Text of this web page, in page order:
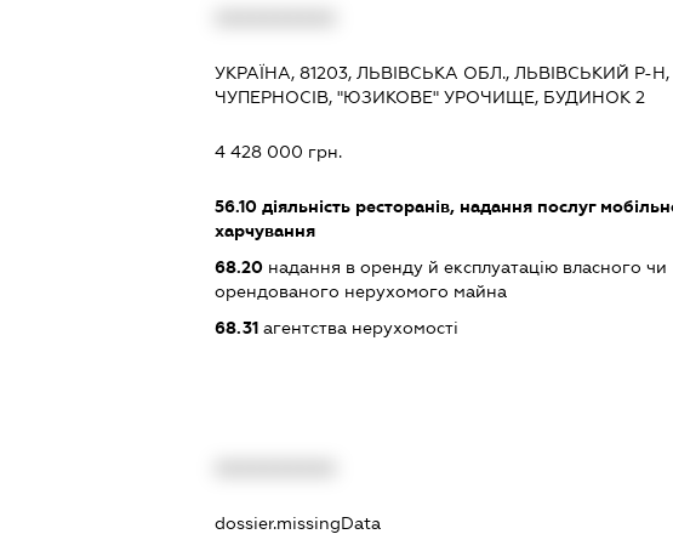
УКРАЇНА, 81203, ЛЬВІВСЬКА ОБЛ., ЛЬВІВСЬКИЙ Р-
ЧУПЕРНОСІВ, "ЮЗИКОВЕ" УРОЧИЩЕ, БУДИНОК 2
4 428 000 грн.
56.10діяльність ресторанів, надання послуг
харчування
68.20надання в оренду й експлуатацію власного чи
орендованого нерухомого майна
68.31агентства нерухомості
dossier.missingData